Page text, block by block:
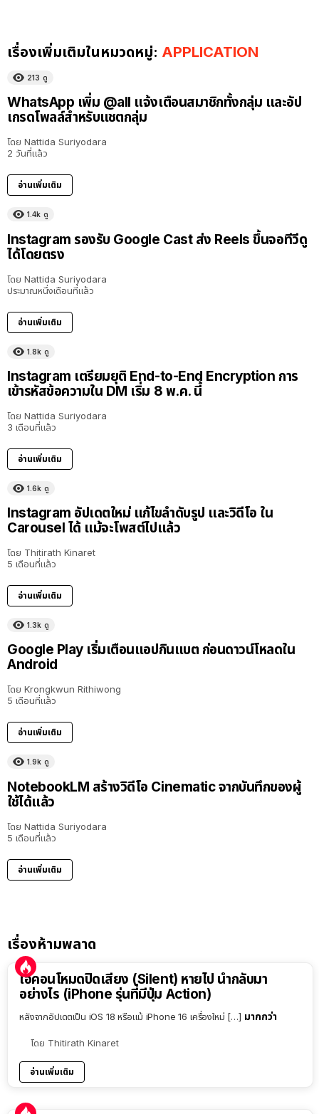
เรื่องเพิ่มเติมในหมวดหมู่: APPLICATION
213 ดู
WhatsApp เพิ่ม @all แจ้งเตือนสมาชิกทั้งกลุ่ม และอัป
เกรดโพลล์สำหรับแชตกลุ่ม
โดย Nattida Suriyodara
2 วันที่แล้ว
อ่านเพิ่มเติม
1.4k ดู
Instagram รองรับ Google Cast ส่ง Reels ขึ้นจอทีวีดู
ได้โดยตรง
โดย Nattida Suriyodara
ประมาณหนึ่งเดือนที่แล้ว
อ่านเพิ่มเติม
1.8k ดู
Instagram เตรียมยุติ End-to-End Encryption การ
เข้ารหัสข้อความใน DM เริ่ม 8 พ.ค. นี้
โดย Nattida Suriyodara
3 เดือนที่แล้ว
อ่านเพิ่มเติม
1.6k ดู
Instagram อัปเดตใหม่ แก้ไขลำดับรูป และวิดีโอ ใน
Carousel ได้ แม้จะโพสต์ไปแล้ว
โดย Thitirath Kinaret
5 เดือนที่แล้ว
อ่านเพิ่มเติม
1.3k ดู
Google Play เริ่มเตือนแอปกินแบต ก่อนดาวน์โหลดใน
Android
โดย Krongkwun Rithiwong
5 เดือนที่แล้ว
อ่านเพิ่มเติม
1.9k ดู
NotebookLM สร้างวิดีโอ Cinematic จากบันทึกของผู้
ใช้ได้แล้ว
โดย Nattida Suriyodara
5 เดือนที่แล้ว
อ่านเพิ่มเติม
เรื่องห้ามพลาด
ไอคอนโหมดปิดเสียง (Silent) หายไป นำกลับมา
อย่างไร (iPhone รุ่นที่มีปุ่ม Action)
หลังจากอัปเดตเป็น iOS 18 หรือแม้ iPhone 16 เครื่องใหม่ […] มากกว่า
โดย Thitirath Kinaret
อ่านเพิ่มเติม